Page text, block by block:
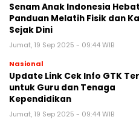
Senam Anak Indonesia
Panduan Melatih Fisik dan
Sejak Dini
Jumat, 19 Sep 2025 - 09:44 WIB
Nasional
Update Link Cek Info GTK
untuk Guru dan Tenaga
Kependidikan
Jumat, 19 Sep 2025 - 09:44 WIB